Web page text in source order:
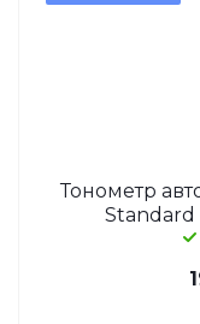
Тонометр
Standard